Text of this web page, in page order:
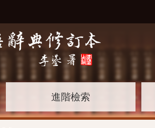
進階檢索